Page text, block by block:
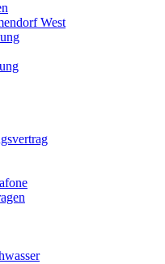
West